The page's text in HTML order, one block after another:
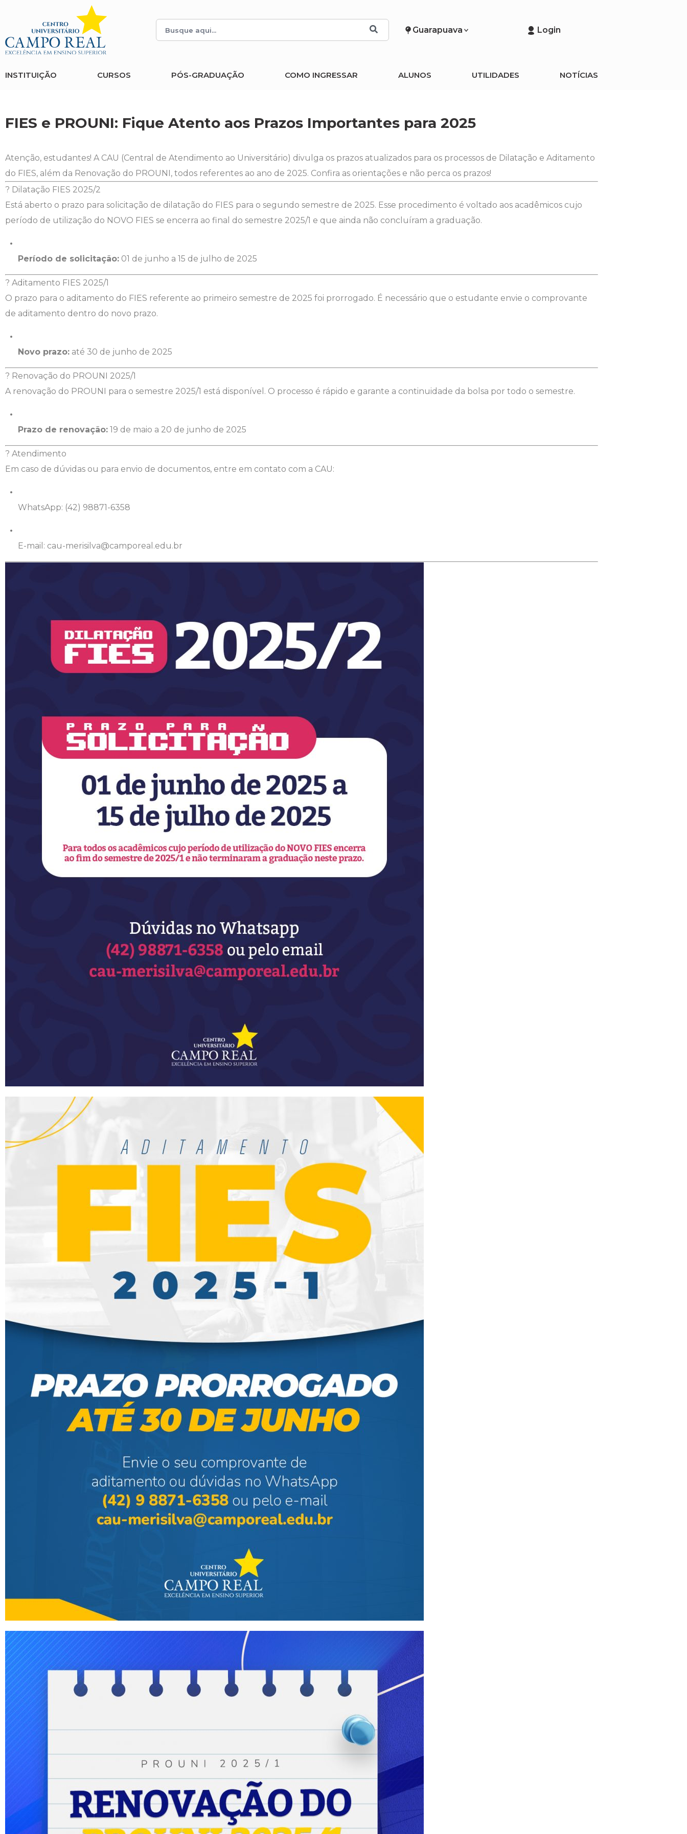
Guarapuava Login
INSTITUIÇÃO CURSOS PÓS-GRADUAÇÃO COMO INGRESSAR ALUNOS UTILIDADES NOTÍCIAS
FIES e PROUNI: Fique Atento aos Prazos Importantes para 2025
Atenção, estudantes! A CAU (Central de Atendimento ao Universitário) divulga os prazos atualizados para os processos de Dilatação e Aditamento
do FIES, além da Renovação do PROUNI, todos referentes ao ano de 2025. Confira as orientações e não perca os prazos!
? Dilatação FIES 2025/2
Está aberto o prazo para solicitação de dilatação do FIES para o segundo semestre de 2025. Esse procedimento é voltado aos acadêmicos cujo
período de utilização do NOVO FIES se encerra ao final do semestre 2025/1 e que ainda não concluíram a graduação.
Período de solicitação: 01 de junho a 15 de julho de 2025
? Aditamento FIES 2025/1
O prazo para o aditamento do FIES referente ao primeiro semestre de 2025 foi prorrogado. É necessário que o estudante envie o comprovante
de aditamento dentro do novo prazo.
Novo prazo: até 30 de junho de 2025
? Renovação do PROUNI 2025/1
A renovação do PROUNI para o semestre 2025/1 está disponível. O processo é rápido e garante a continuidade da bolsa por todo o semestre.
Prazo de renovação: 19 de maio a 20 de junho de 2025
? Atendimento
Em caso de dúvidas ou para envio de documentos, entre em contato com a CAU:
WhatsApp: (42) 98871-6358
E-mail: cau-merisilva@camporeal.edu.br
Histórico
Editais
Administração
Ciências Contábeis
Enfermagem
Engenharia Agronômica
Engenharia Civil
Engenharia de Software
Engenharia Elétrica
Engenharia Mecânica
Fisioterapia
Medicina
Nutrição
Odontologia
Publicidade e Propaganda
Vestibular de Inverno
2ª Via de Boleto
Biblioteca
Calendário de Provas
Carteirinha de Estudante
Central de Estágios - TCC
Ensalamento
Horário de Aulas
Manual do Acadêmico
Manual de Trabalhos Acadêmicos
Minha Biblioteca
Ouvidoria
Plano de Ensino
Seguro Escolar
Sapien
Simulado Preparatório
Avalie a Campo Real
COLAP
Comitê de Ética em Pesquisa
Diploma Digital
Educação em Direitos Humanos
Editais
Extensão
Infocampo
Logos Campo Real
NAPP e NAPC
Portal do RH
Programa de Monitoria
Revistas Campo Real
WhatsApp Campo Real